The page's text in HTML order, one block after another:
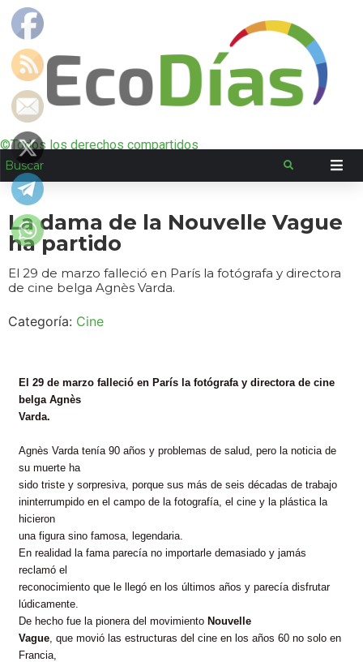
©Todos los derechos compartidos
La dama de la Nouvelle Vague
ha partido
El 29 de marzo falleció en París la fotógrafa y directora
de cine belga Agnès Varda.
Categoría: Cine
El 29 de marzo falleció en París la fotógrafa y directora de cine
belga Agnès
Varda.
Agnès Varda tenía 90 años y problemas de salud, pero la noticia de
su muerte ha
sido triste y sorpresiva, porque sus más de seis décadas de trabajo
ininterrumpido en el campo de la fotografía, el cine y la plástica la
hicieron
una figura sino famosa, legendaria.
En realidad la fama parecía no importarle demasiado y jamás
reclamó el
reconocimiento que le llegó en los últimos años y parecía disfrutar
lúdicamente.
De hecho fue la pionera del movimiento Nouvelle
Vague, que movió las estructuras del cine en los años 60 no solo en
Francia,